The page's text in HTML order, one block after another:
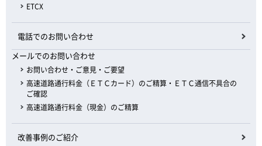
ETCX
電話でのお問い合わせ
メールでのお問い合わせ
お問い合わせ・ご意見・ご要望
高速道路通行料金（ＥＴＣカード）のご精算・ＥＴＣ通信不具合の
ご確認
高速道路通行料金（現金）のご精算
改善事例のご紹介